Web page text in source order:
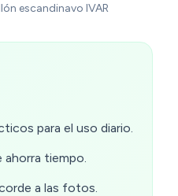
escandinavo IVAR
para el uso diario.
ahorra tiempo.
a las fotos.